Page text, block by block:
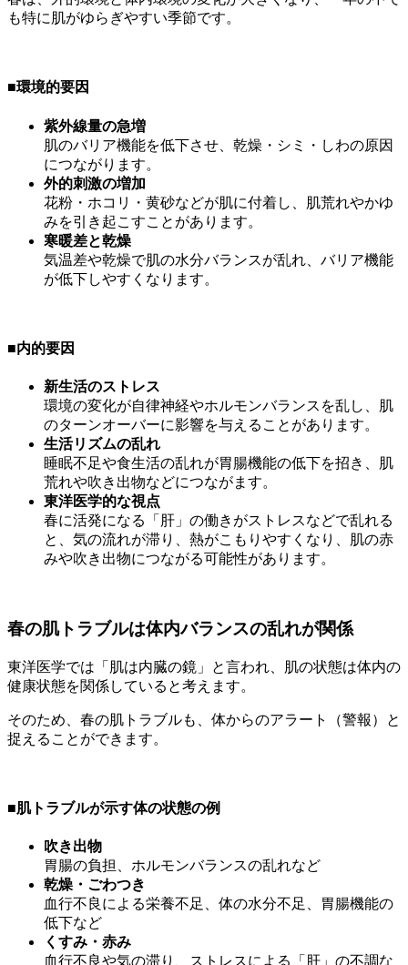
も特に肌がゆらぎやすい季節です。
■環境的要因
紫外線量の急増
肌のバリア機能を低下させ、乾燥・シミ・しわの原因
につながります。
外的刺激の増加
花粉・ホコリ・黄砂などが肌に付着し、肌荒れやかゆ
みを引き起こすことがあります。
寒暖差と乾燥
気温差や乾燥で肌の水分バランスが乱れ、バリア機能
が低下しやすくなります。
■内的要因
新生活のストレス
環境の変化が自律神経やホルモンバランスを乱し、肌
のターンオーバーに影響を与えることがあります。
生活リズムの乱れ
睡眠不足や食生活の乱れが胃腸機能の低下を招き、肌
荒れや吹き出物などにつながます。
東洋医学的な視点
春に活発になる「肝」の働きがストレスなどで乱れる
と、気の流れが滞り、熱がこもりやすくなり、肌の赤
みや吹き出物につながる可能性があります。
春の肌トラブルは体内バランスの乱れが関係
東洋医学では「肌は内臓の鏡」と言われ、肌の状態は体内の
健康状態を関係していると考えます。
そのため、春の肌トラブルも、体からのアラート（警報）と
捉えることができます。
■肌トラブルが示す体の状態の例
吹き出物
胃腸の負担、ホルモンバランスの乱れなど
乾燥・ごわつき
血行不良による栄養不足、体の水分不足、胃腸機能の
低下など
くすみ・赤み
血行不良や気の滞り、ストレスによる「肝」の不調な